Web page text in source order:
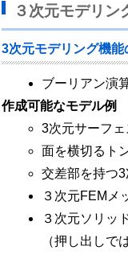
３次元モデリン
3次元モデリング機能
ブーリアン演
作成可能なモデル例
3次元サーフ
面を横切るト
交差部を持つ
３次元FEMメ
３次元ソリッ
（押し出し